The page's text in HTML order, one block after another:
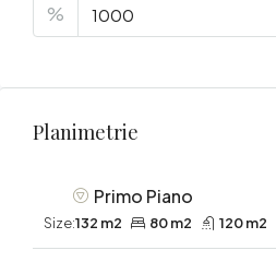
%
Planimetrie
Primo Piano
Size:132 m2 80 m2 120 m2